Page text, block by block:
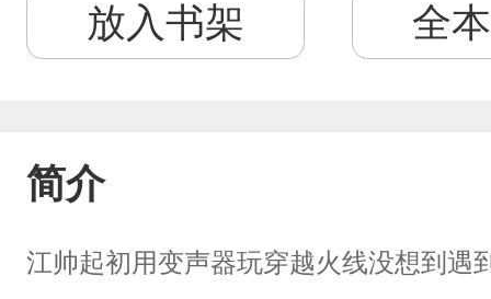
放入书架 全
简介
江帅起初用变声器玩穿越火线没想到遇